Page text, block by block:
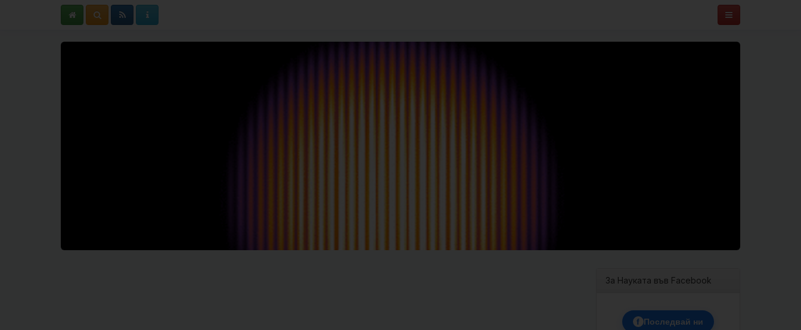
За Науката във Facebook
f Последвай ни